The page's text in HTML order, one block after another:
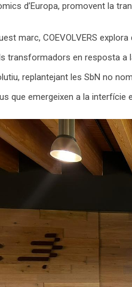
d’Europa, promovent la
marc, COEVOLVERS
transformadors en resposta a
replantejant les SbN no
que emergeixen a la